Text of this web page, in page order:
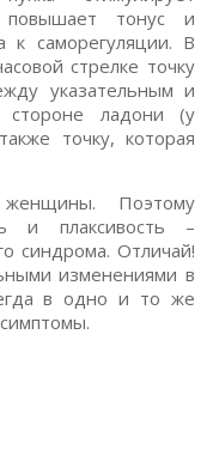
повышает тонус и
к саморегуляции. В
стрелке точку
указательным и
ладони (у
точку, которая
Поэтому
и плаксивость –
синдрома. Отличай!
изменениями в
в одно и то же